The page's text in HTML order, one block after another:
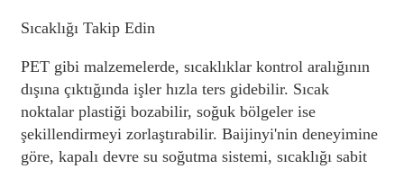
Sıcaklığı Takip Edin
PET gibi malzemelerde, sıcaklıklar kontrol aralığının
dışına çıktığında işler hızla ters gidebilir. Sıcak
noktalar plastiği bozabilir, soğuk bölgeler ise
şekillendirmeyi zorlaştırabilir. Baijinyi'nin deneyimine
göre, kapalı devre su soğutma sistemi, sıcaklığı sabit